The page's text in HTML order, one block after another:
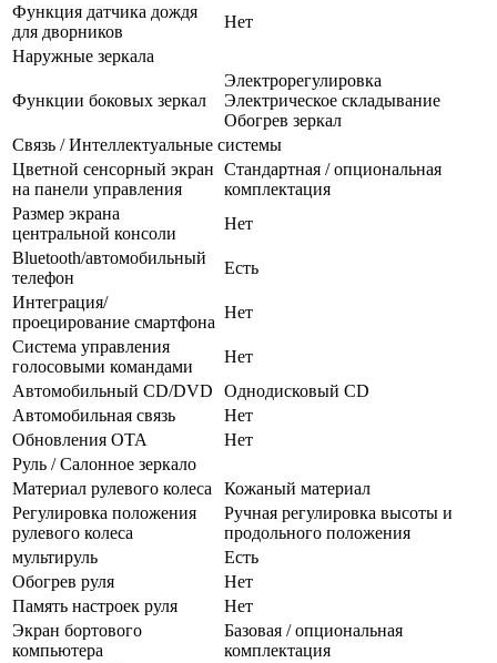
Функция датчика дождя
для дворников
Нет
Наружные зеркала
Функции боковых зеркал
Электрорегулировка
Электрическое складывание
Обогрев зеркал
Связь / Интеллектуальные системы
Цветной сенсорный экран
на панели управления
Стандартная / опциональная
комплектация
Размер экрана
центральной консоли
Нет
Bluetooth/автомобильный
телефон
Есть
Интеграция/
проецирование смартфона
Нет
Система управления
голосовыми командами
Нет
Автомобильный CD/DVD
Однодисковый CD
Автомобильная связь
Нет
Обновления OTA
Нет
Руль / Салонное зеркало
Материал рулевого колеса
Кожаный материал
Регулировка положения
рулевого колеса
Ручная регулировка высоты и
продольного положения
мультируль
Есть
Обогрев руля
Нет
Память настроек руля
Нет
Экран бортового
компьютера
Базовая / опциональная
комплектация